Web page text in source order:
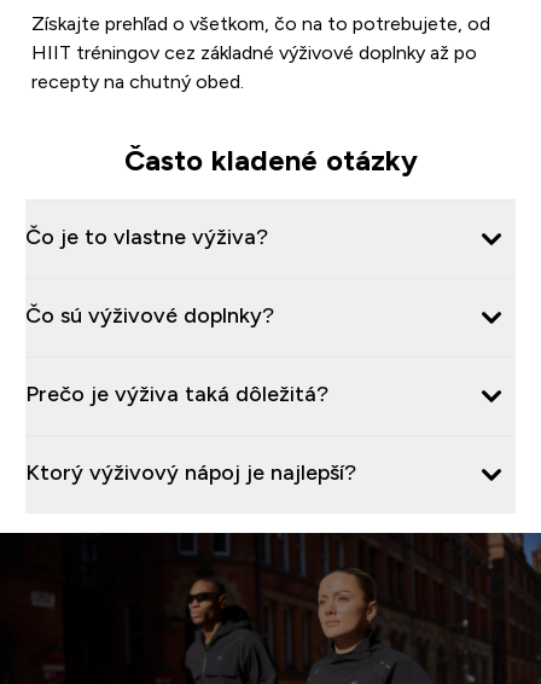
Získajte prehľad o všetkom, čo na to potrebujete, od
HIIT tréningov cez základné výživové doplnky až po
recepty na chutný obed.
Často kladené otázky
Čo je to vlastne výživa?
Čo sú výživové doplnky?
Prečo je výživa taká dôležitá?
Ktorý výživový nápoj je najlepší?